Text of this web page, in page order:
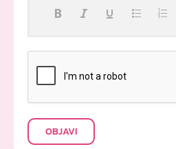
OBJAVI